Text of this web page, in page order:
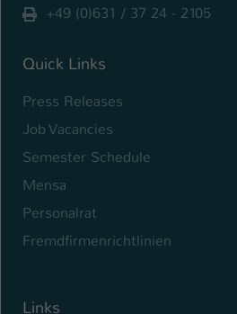
+49 (0)631 / 37 24 - 2105
Quick Links
Press Releases
Job Vacancies
Semester Schedule
Mensa
Personalrat
Fremdfirmenrichtlinien
Links